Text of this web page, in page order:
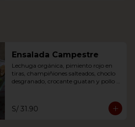
Ensalada Campestre
Lechuga orgánica, pimiento rojo en
tiras, champiñiones salteados, choclo
desgranado, crocante guatan y pollo
S/ 31.90